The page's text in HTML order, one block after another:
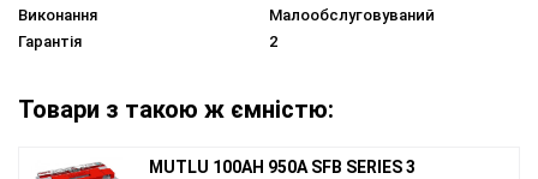
Виконання
Малообслуговуваний
Гарантія
2
Товари з такою ж ємністю:
MUTLU 100AH 950A SFB SERIES 3